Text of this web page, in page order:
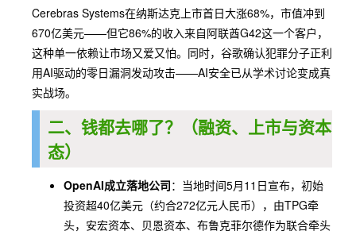
Cerebras Systems在纳斯达克上市首日大涨68%，市值冲到
670亿美元——但它86%的收入来自阿联酋G42这一个客户，
这种单一依赖让市场又爱又怕。同时，谷歌确认犯罪分子正利
用AI驱动的零日漏洞发动攻击——AI安全已从学术讨论变成真
实战场。
二、钱都去哪了？（融资、上市与资本动
态）
OpenAI成立落地公司：当地时间5月11日宣布，初始
投资超40亿美元（约合272亿元人民币），由TPG牵
头，安宏资本、贝恩资本、布鲁克菲尔德作为联合牵头